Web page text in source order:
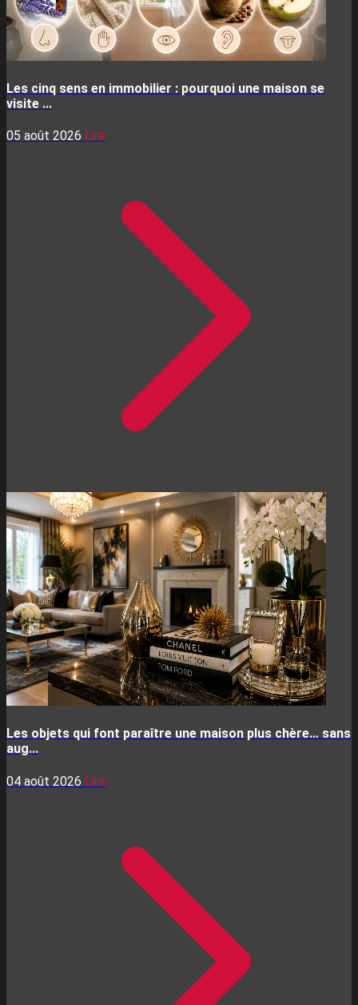
Les cinq sens en immobilier : pourquoi une maison se
visite ...
05 août 2026 Lire
Les objets qui font paraître une maison plus chère… sans
aug...
04 août 2026 Lire